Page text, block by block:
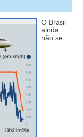
O Brasil
ainda
não se